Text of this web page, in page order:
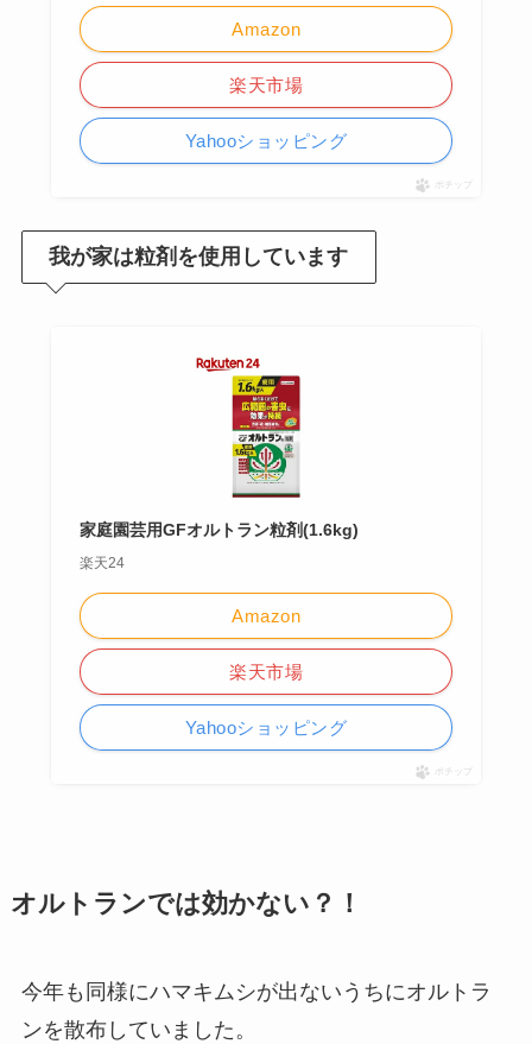
Amazon
楽天市場
Yahooショッピング
ポチップ
我が家は粒剤を使用しています
家庭園芸用GFオルトラン粒剤(1.6kg)
楽天24
Amazon
楽天市場
Yahooショッピング
ポチップ
オルトランでは効かない？！
今年も同様にハマキムシが出ないうちにオルトラ
ンを散布していました。